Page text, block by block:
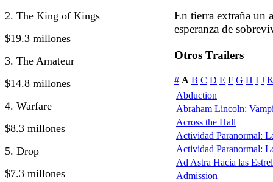
2. The King of Kings
$19.3 millones
3. The Amateur
$14.8 millones
4. Warfare
$8.3 millones
5. Drop
$7.3 millones
En tierra extraña un
esperanza de
Otros Trailers
# A B C D E F G H I J
Abduction
Abraham Lincoln:
Across the Hall
Actividad Paranormal:
Actividad Paranormal:
Ad Astra Hacia las
Admission